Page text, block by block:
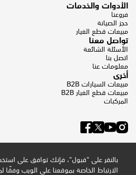
بالنقر على "قبول"، فإنك توافق على
الارتباط الخاصة بموقعنا على الويب
الأدوات والخدمات
فروعنا
حجز الصيانة
مبيعات قطع الغيار
تواصل معنا
الأسئلة الشائعة
اتصل بنا
معلومات عنا
أخرى
مبيعات السيارات B2B
مبيعات قطع الغيار B2B
المركبات